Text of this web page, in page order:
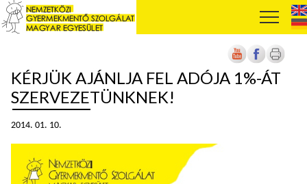
KÉRJÜK AJÁNLJA FEL ADÓJA 1%-ÁT
SZERVEZETÜNKNEK!
2014. 01. 10.